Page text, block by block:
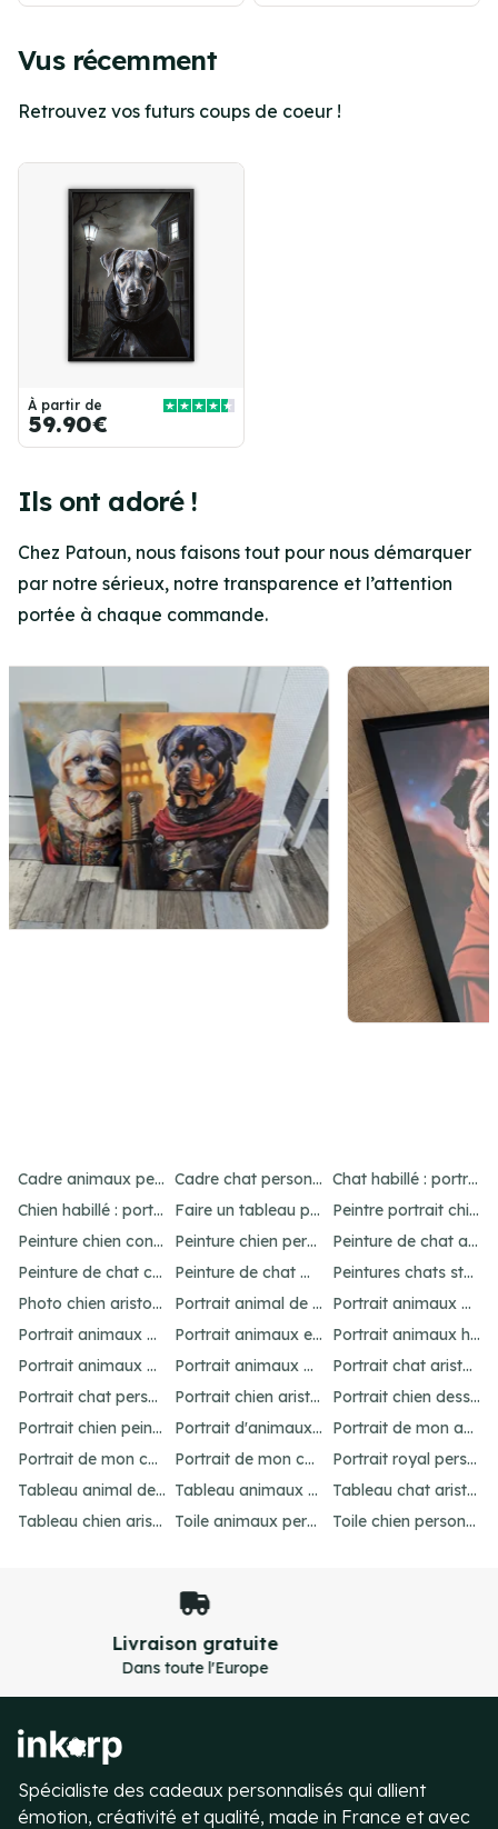
Vus récemment
Retrouvez vos futurs coups de coeur !
À partir de
59.90€
Ils ont adoré !
Chez Patoun, nous faisons tout pour nous démarquer
par notre sérieux, notre transparence et l’attention
portée à chaque commande.
Cadre animaux personnalisé : créez un portrait unique Cadre chat personnalisé : créez un portrait unique
Chat habillé : portraits amusants et uniques
Chien habillé : portraits amusants et uniques
Faire un tableau personnalisé de son chien : idées et options
Peintre portrait chien : personnalisez votre animal
Peinture chien contemporain : personnalisez votre art
Peinture chien personnalisé : créez un chef-d'œuvre unique
Peinture de chat abstrait : idées pour un portrait unique
Peinture de chat connue : inspirations célèbres
Peinture de chat moderne : idées et inspirations uniques
Peintures chats stylisés : idées originales
Photo chien aristocrate : un portrait original
Portrait animal de compagnie : votre guide personnalisé
Portrait animaux aquarelle personnalisé
Portrait animaux dessin : personnalisez votre œuvre
Portrait animaux en costume : offrez un cadeau unique
Portrait animaux humanisés : idées et inspirations uniques
Portrait animaux peinture : créez un chef-d'œuvre unique
Portrait animaux personnalisé : l'art unique
Portrait chat aristocrate : un cadeau personnalisé
Portrait chat personnalisé : idées et options uniques
Portrait chien aristocrate : un cadeau personnalisé
Portrait chien dessin : personnalisez votre œuvre
Portrait chien peinture : personnalisez votre chef-d'œuvre
Portrait d'animaux d'après photo : idées uniques et originales
Portrait de mon animal : personnalisation unique
Portrait de mon chat : idées et options originales
Portrait de mon chien : idées et options originales
Portrait royal personnalisé : offrez un tableau unique
Tableau animal de compagnie : idées créatives et amusantes
Tableau animaux habillés : personnalisez votre portrait
Tableau chat aristocrate : un cadeau raffiné
Tableau chien aristocrate : offrez un cadeau unique
Toile animaux personnalisé : créez un chef-d'œuvre unique Toile chien personnalisé : créez votre chef-d'œuvre unique
Paiement sécurisé
Transactions 100% sécurisées
Spécialiste des cadeaux personnalisés qui allient
émotion, créativité et qualité, made in France et avec